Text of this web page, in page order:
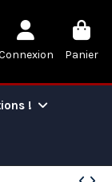
Panier
!